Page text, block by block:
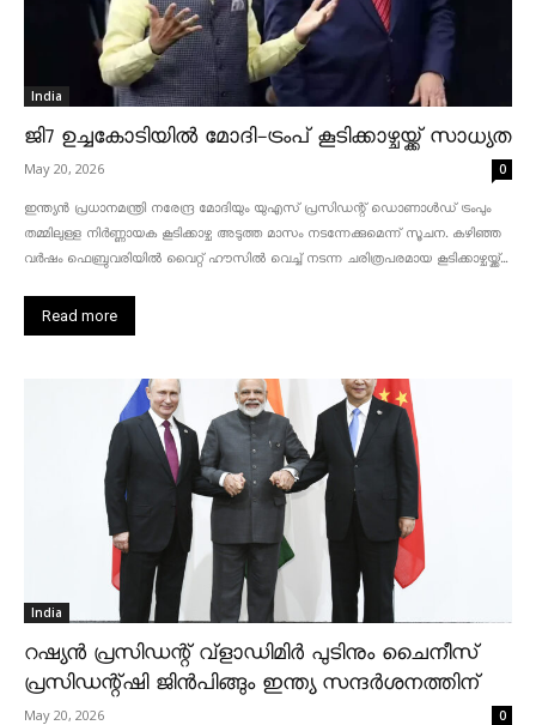
India
ജി7 ഉച്ചകോടിയിൽ മോദി-ട്രംപ് കൂടിക്കാഴ്ചയ്ക്ക് സാധ്യത
May 20, 2026 0
ഇന്ത്യൻ പ്രധാനമന്ത്രി നരേന്ദ്ര മോദിയും യുഎസ് പ്രസിഡന്റ് ഡൊണാൾഡ് ട്രംപും
തമ്മിലുള്ള നിർണ്ണായക കൂടിക്കാഴ്ച അടുത്ത മാസം നടന്നേക്കുമെന്ന് സൂചന. കഴിഞ്ഞ
വർഷം ഫെബ്രുവരിയിൽ വൈറ്റ് ഹൗസിൽ വെച്ച് നടന്ന ചരിത്രപരമായ കൂടിക്കാഴ്ചയ്ക്ക്...
Read more
India
റഷ്യൻ പ്രസിഡന്റ് വ്‌ളാഡിമിർ പുടിനും ചൈനീസ്
പ്രസിഡന്റ്ഷി ജിൻപിങ്ങും ഇന്ത്യ സന്ദർശനത്തിന്
May 20, 2026 0